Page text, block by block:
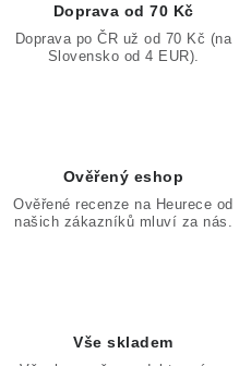
Doprava od 70 Kč
Doprava po ČR už od 70 Kč (na
Slovensko od 4 EUR).
Ověřený eshop
Ověřené recenze na Heurece od
našich zákazníků mluví za nás.
Vše skladem